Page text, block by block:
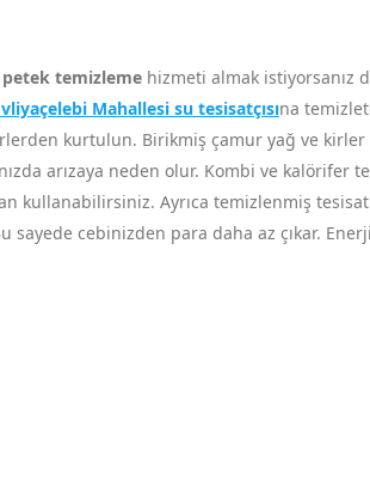
petek temizleme hizmeti almak istiyorsanız
Mahallesi su tesisatçısına
kurtulun. Birikmiş çamur yağ ve kirler
arızaya neden olur. Kombi ve kalörifer
kullanabilirsiniz. Ayrıca temizlenmiş
cebinizden para daha az çıkar.